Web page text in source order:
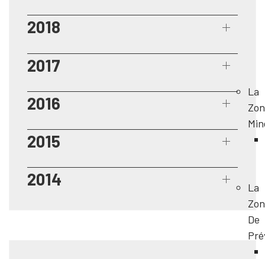
La
La
De
2018
2017
2016
2015
2014